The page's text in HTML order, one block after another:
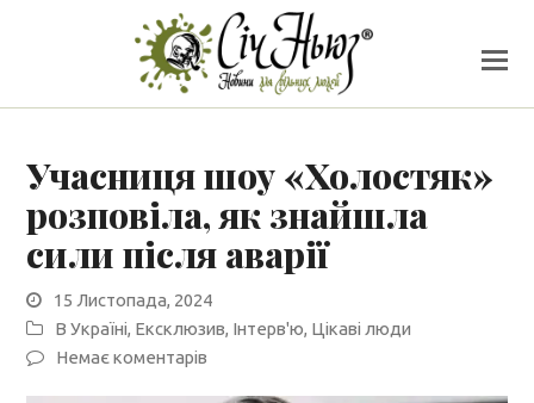
Учасниця шоу «Холостяк»
розповіла, як знайшла
сили після аварії
15 Листопада, 2024
В Україні, Ексклюзив, Інтерв'ю, Цікаві люди
Немає коментарів